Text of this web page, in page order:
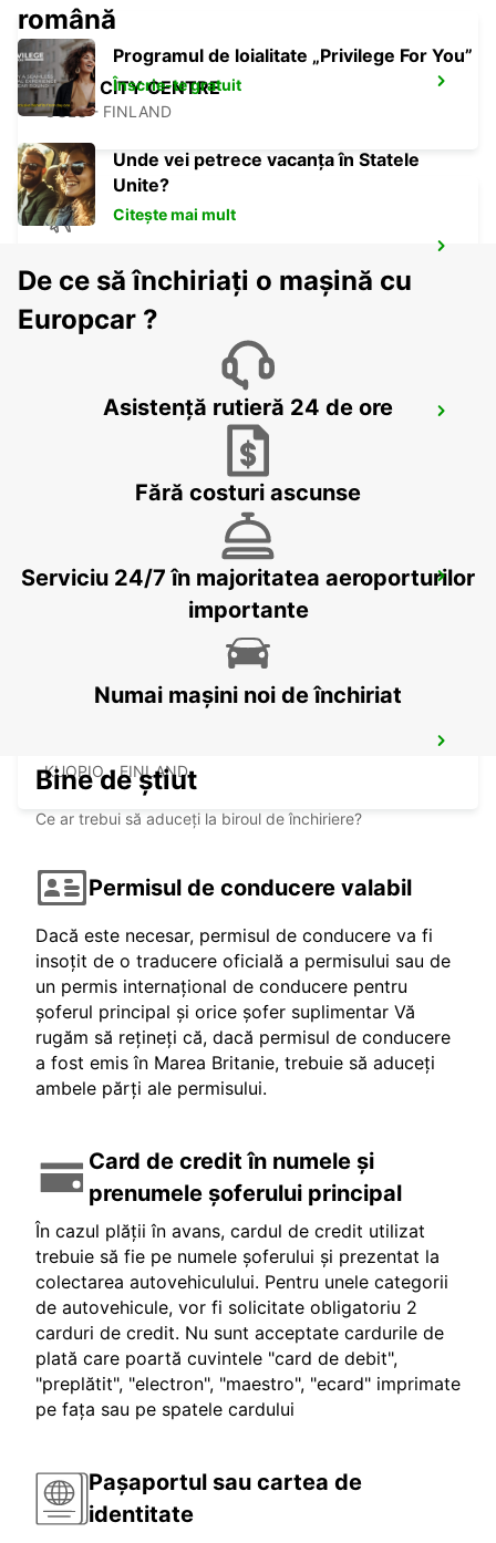
OULU CITY CENTRE
OULU - FINLAND
TOIVALA - FINLAND
KUOPIO
KUOPIO RAILWAY STATION
KUOPIO - FINLAND
română
Programul de loialitate „Privilege For You”
Înscrie-te gratuit
Unde vei petrece vacanța în Statele
Unite?
Citește mai mult
De ce să închiriați o mașină cu
Europcar ?
Asistență rutieră 24 de ore
Fără costuri ascunse
Serviciu 24/7 în majoritatea aeroporturilor
importante
Numai mașini noi de închiriat
Bine de știut
Ce ar trebui să aduceți la biroul de închiriere?
Permisul de conducere valabil
Dacă este necesar, permisul de conducere va fi
insoțit de o traducere oficială a permisului sau de
un permis internațional de conducere pentru
șoferul principal și orice șofer suplimentar Vă
rugăm să rețineți că, dacă permisul de conducere
a fost emis în Marea Britanie, trebuie să aduceți
ambele părți ale permisului.
Card de credit în numele și
prenumele șoferului principal
În cazul plății în avans, cardul de credit utilizat
trebuie să fie pe numele șoferului și prezentat la
colectarea autovehiculului. Pentru unele categorii
de autovehicule, vor fi solicitate obligatoriu 2
carduri de credit. Nu sunt acceptate cardurile de
plată care poartă cuvintele "card de debit",
"preplătit", "electron", "maestro", "ecard" imprimate
pe fața sau pe spatele cardului
Pașaportul sau cartea de
identitate